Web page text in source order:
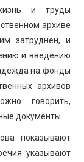
и труды
архиве
затруднен, и
и введению
на фонды
архивов
говорить,
документы.
показывают
указывают